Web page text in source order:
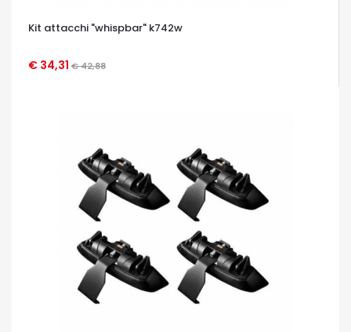
Kit attacchi "whispbar" k742w
€ 34,31 € 42,88
OCCHIATA VELOCE